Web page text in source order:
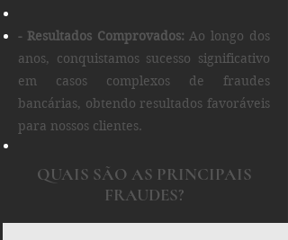
- Resultados Comprovados: Ao longo dos
anos, conquistamos sucesso significativo
em casos complexos de fraudes
bancárias, obtendo resultados favoráveis
para nossos clientes.
QUAIS SÃO AS PRINCIPAIS
FRAUDES?